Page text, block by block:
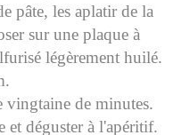
pâte, les aplatir de la
sur une plaque à
légèrement huilé.
vingtaine de minutes.
déguster à l'apéritif.